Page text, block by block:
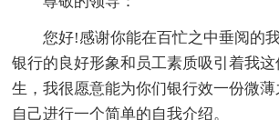
您好!感谢你能在百忙之中垂阅的
银行的良好形象和员工素质吸引着我
生，我很愿意能为你们银行效一份微
自己进行一个简单的自我介绍。